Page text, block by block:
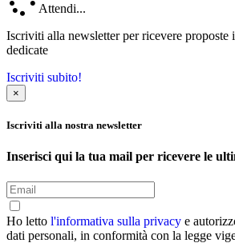
Attendi...
Iscriviti alla newsletter per ricevere proposte
dedicate
Iscriviti subito!
×
Iscriviti alla nostra newsletter
Inserisci qui la tua mail per ricevere le
Ho letto l'informativa sulla privacy e
dati personali, in conformità con la legge